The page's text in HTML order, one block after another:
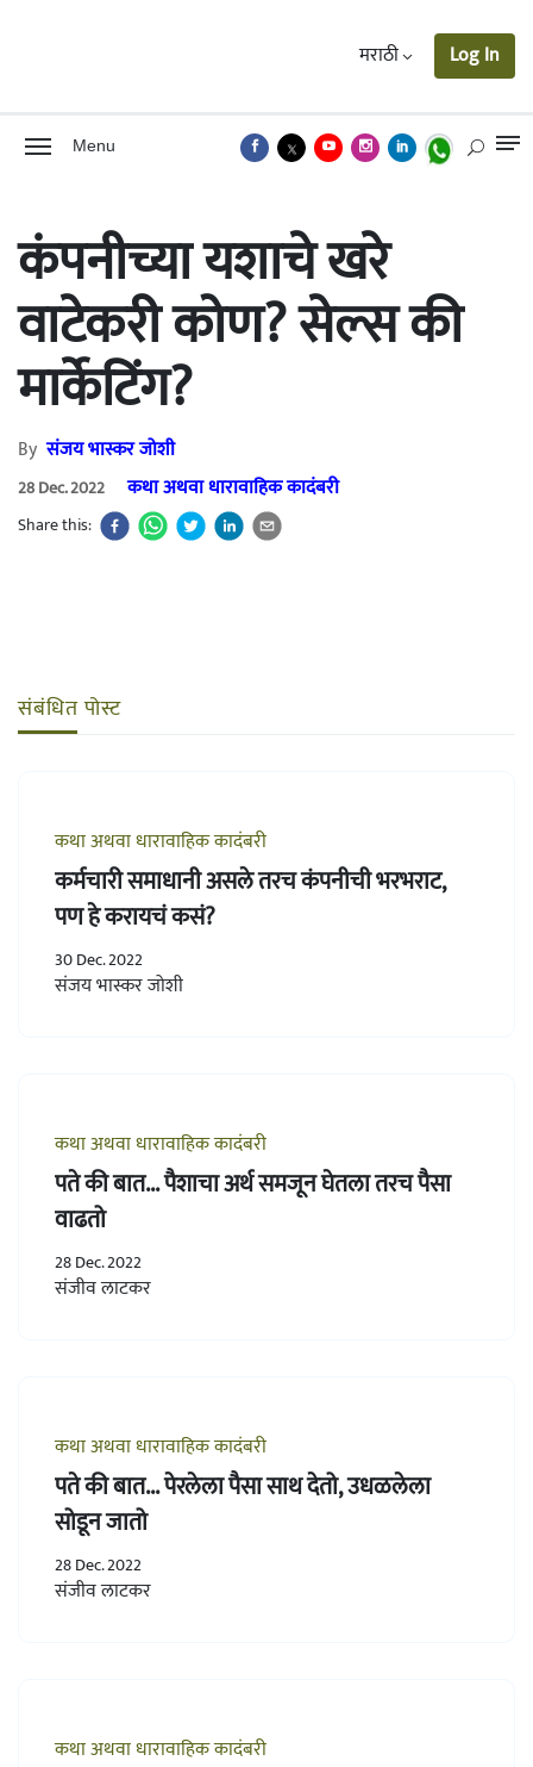
मराठी Log In
Menu
कंपनीच्या यशाचे खरे
वाटेकरी कोण? सेल्स की
मार्केटिंग?
Byसंजय भास्कर जोशी
28 Dec. 2022 कथा अथवा धारावाहिक कादंबरी
Share this:
संबंधित पोस्ट
कथा अथवा धारावाहिक कादंबरी
कर्मचारी समाधानी असले तरच कंपनीची भरभराट,
पण हे करायचं कसं?
30 Dec. 2022
संजय भास्कर जोशी
कथा अथवा धारावाहिक कादंबरी
पते की बात... पैशाचा अर्थ समजून घेतला तरच पैसा
वाढतो
28 Dec. 2022
संजीव लाटकर
कथा अथवा धारावाहिक कादंबरी
पते की बात... पेरलेला पैसा साथ देतो, उधळलेला
सोडून जातो
28 Dec. 2022
संजीव लाटकर
कथा अथवा धारावाहिक कादंबरी